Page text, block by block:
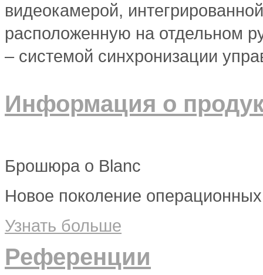
видеокамерой,
расположенную на отдельном
– системой синхронизации
Информация о
Брошюра о Blanc
Новое поколение
Узнать больше
Референции